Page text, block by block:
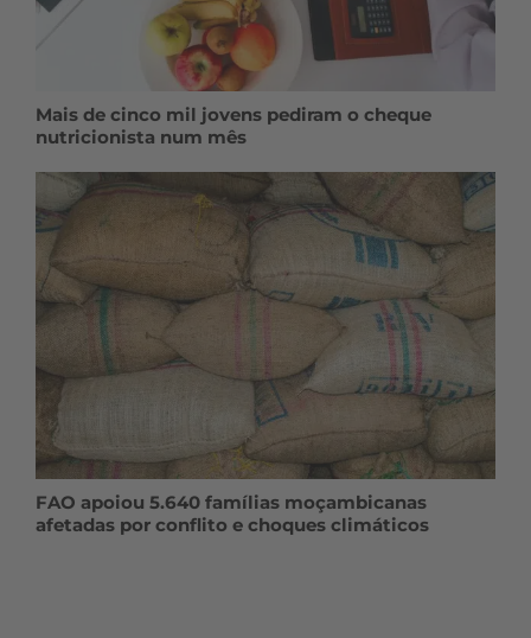
Mais de cinco mil jovens pediram o cheque
nutricionista num mês
FAO apoiou 5.640 famílias moçambicanas
afetadas por conflito e choques climáticos